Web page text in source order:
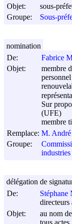
Objet:
sous-
Groupe:
Sous-
De:
Fabrice
Objet:
membre
Sur
(UFE)
membre
Remplace: M. André
Groupe:
industries
nomination
De:
Stéphane
directeurs
Objet:
au nom
tous
délégation de